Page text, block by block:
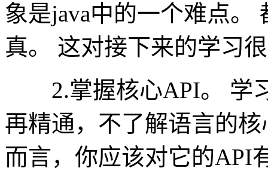
象是java中的一个难点。
真。 这对接下来的学习
2.掌握核心API。 学习
再精通，不了解语言的
而言，你应该对它的API